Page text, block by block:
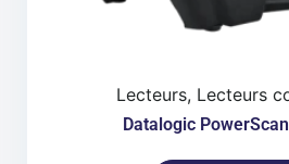
Lecteurs, Lecteurs
Datalogic